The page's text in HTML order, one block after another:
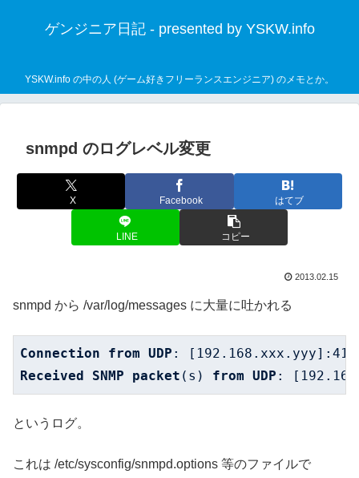
ゲンジニア日記 - presented by YSKW.info
YSKW.info の中の人 (ゲーム好きフリーランスエンジニア) のメモとか。
snmpd のログレベル変更
X Facebook はてブ
LINE コピー
2013.02.15
snmpd から /var/log/messages に大量に吐かれる
Connection from UDP : [192.168.xxx.yyy]
Received
SNMP packet (s) from UDP :
というログ。
これは /etc/sysconfig/snmpd.options 等のファイルで